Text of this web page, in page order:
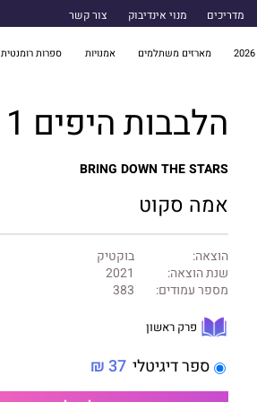
מדריכים מנוי אינדיבוק צור קשר
מארזים משתלמים אמנויות ספרות רומנטית
הלבבות היפים 1 - להוריד את הכוכבים
BRING DOWN THE STARS
אמה סקוט
הוצאה:
בוקטיק
שנת הוצאה:
2021
מספר עמודים:
383
פרק ראשון
ספר דיגיטלי 37 ₪